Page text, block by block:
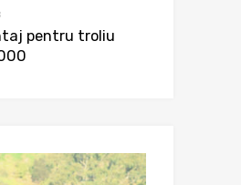
pentru troliu